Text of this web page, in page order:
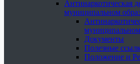
Антинаркотическая
муниципальном
Документы
Полезные
Положение и